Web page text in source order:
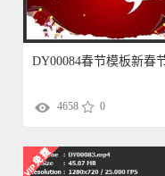
DY00084春节模板新春
4658 0